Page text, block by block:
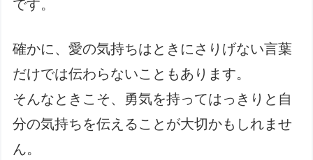
です。
確かに、愛の気持ちはときにさりげない言葉
だけでは伝わらないこともあります。
そんなときこそ、勇気を持ってはっきりと自
分の気持ちを伝えることが大切かもしれませ
ん。